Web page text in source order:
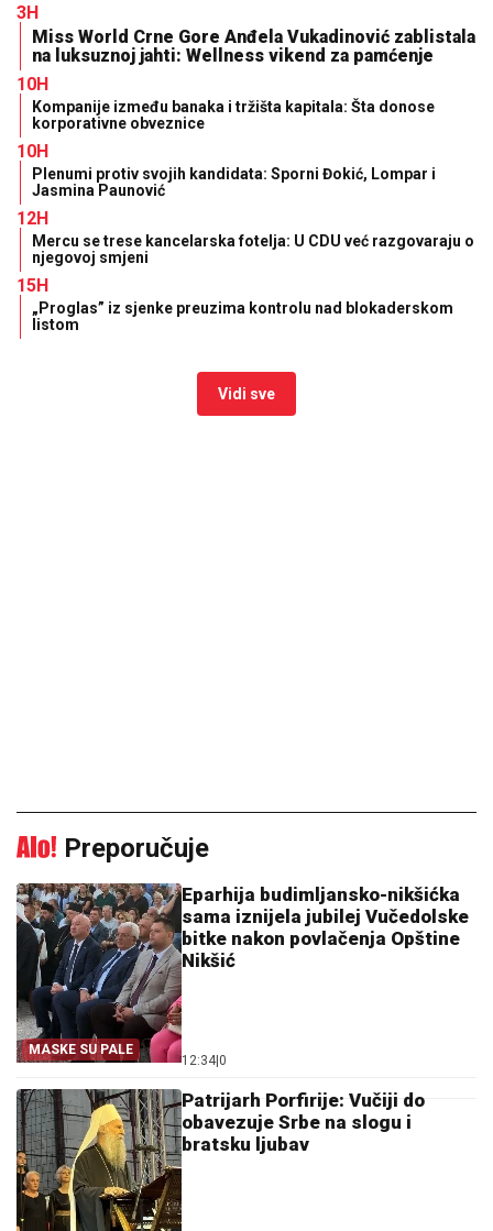
3H
Miss World Crne Gore Anđela Vukadinović zablistala
na luksuznoj jahti: Wellness vikend za pamćenje
10H
Kompanije između banaka i tržišta kapitala: Šta donose
korporativne obveznice
10H
Plenumi protiv svojih kandidata: Sporni Đokić, Lompar i
Jasmina Paunović
12H
Mercu se trese kancelarska fotelja: U CDU već razgovaraju o
njegovoj smjeni
15H
„Proglas” iz sjenke preuzima kontrolu nad blokaderskom
listom
Vidi sve
Preporučuje
MASKE SU PALE
Eparhija budimljansko-nikšićka
sama iznijela jubilej Vučedolske
bitke nakon povlačenja Opštine
Nikšić
12:34|0
Patrijarh Porfirije: Vučiji do
obavezuje Srbe na slogu i
bratsku ljubav